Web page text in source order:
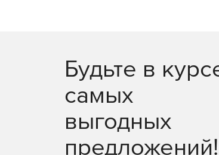
автоматически планирует
электронной почте.
сбросивших свой пароль при
Самостоятельная
разблокировки учетных записей
Будьте в
самых
выгодных
предложений!